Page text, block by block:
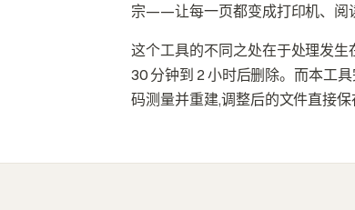
宗——让每一页都变成打印机、阅
这个工具的不同之处在于处理发
30 分钟到 2 小时后删除。而本工
码测量并重建,调整后的文件直接